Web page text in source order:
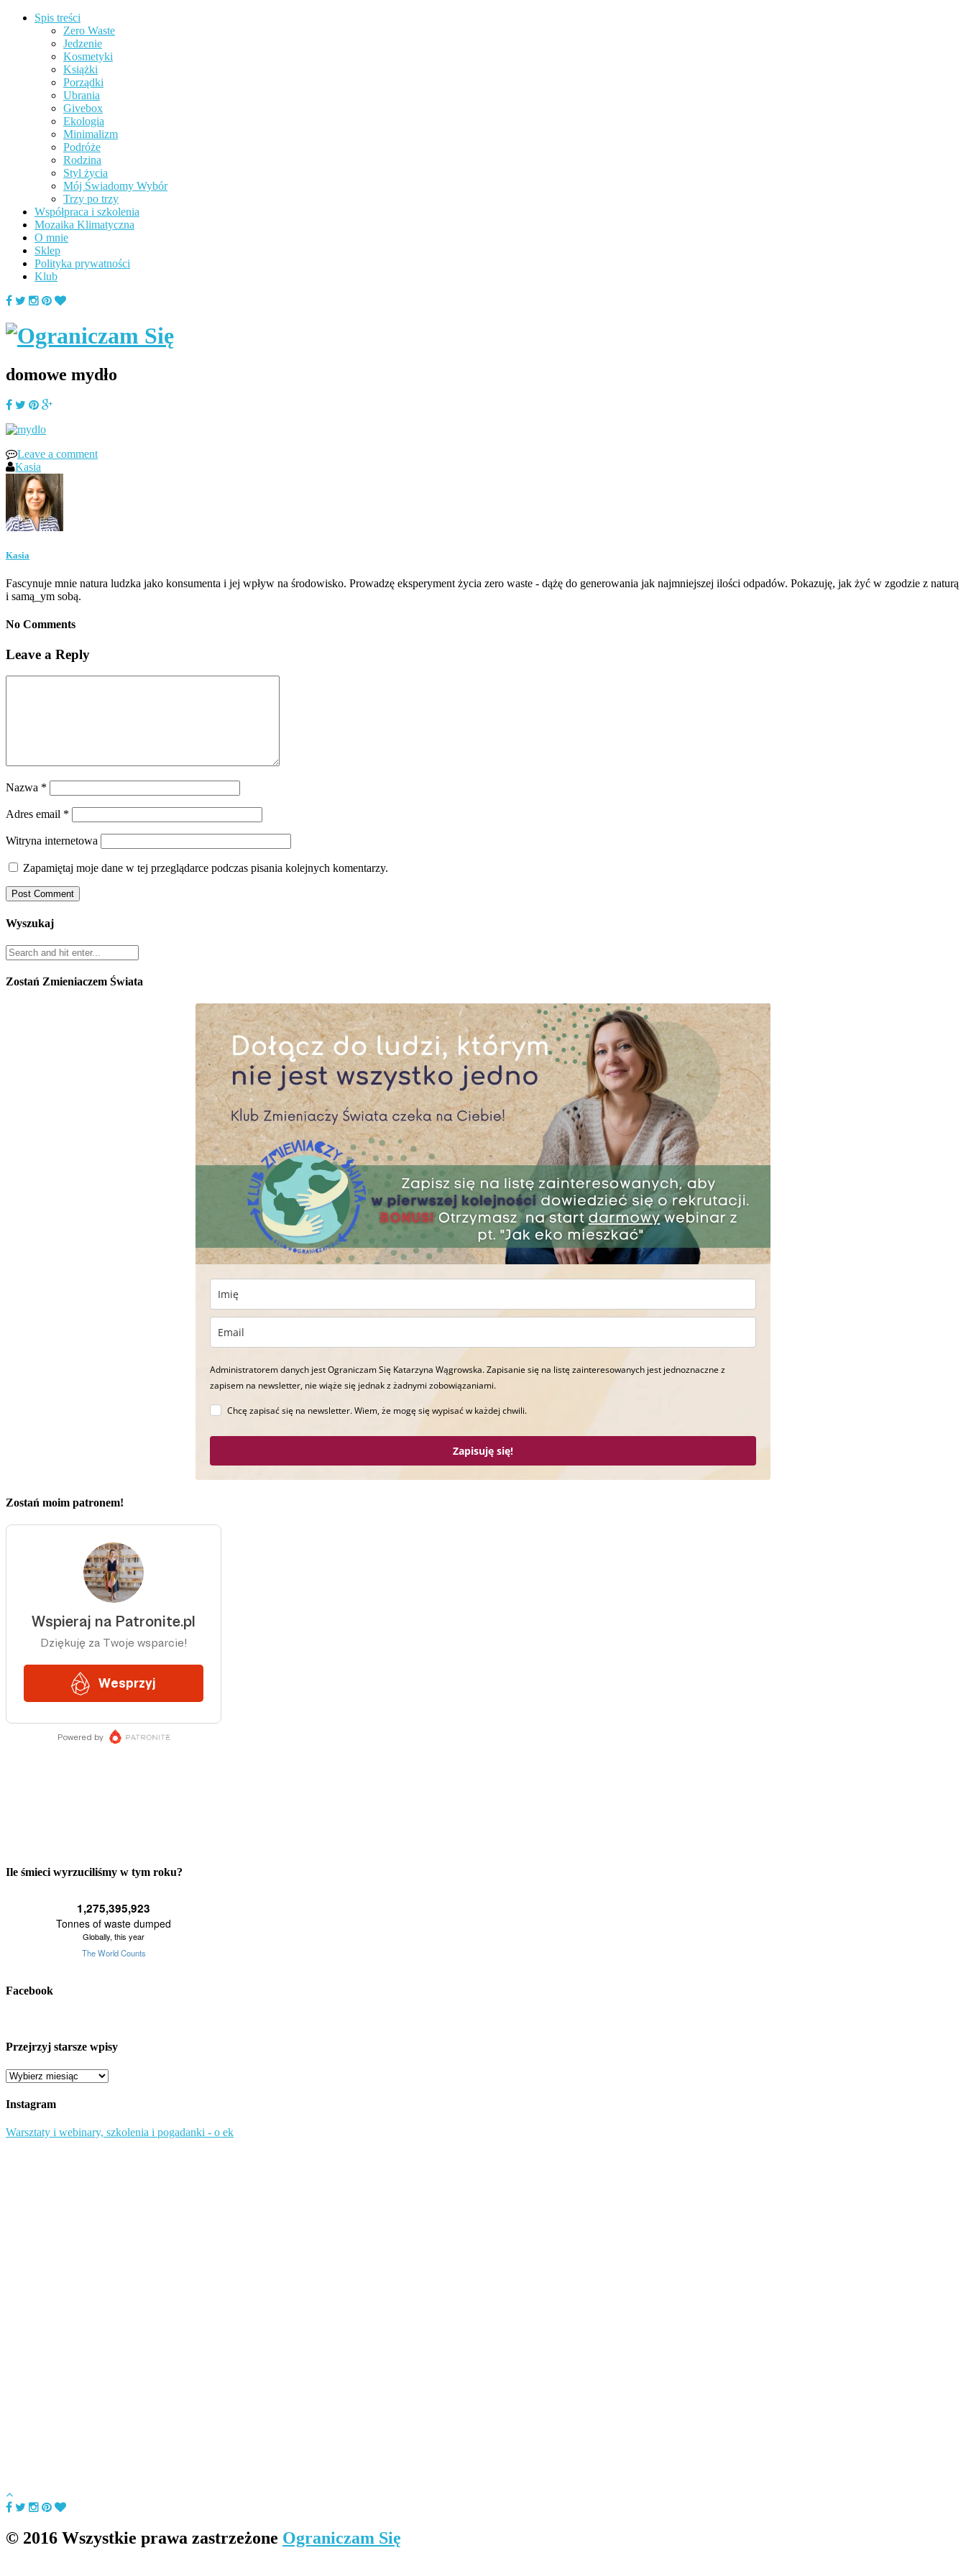
Spis treści
Zero Waste
Jedzenie
Kosmetyki
Książki
Porządki
Ubrania
Givebox
Ekologia
Minimalizm
Podróże
Rodzina
Styl życia
Mój Świadomy Wybór
Trzy po trzy
Współpraca i szkolenia
Mozaika Klimatyczna
O mnie
Sklep
Polityka prywatności
Klub
domowe mydło
Leave a comment
Kasia
Kasia
Fascynuje mnie natura ludzka jako konsumenta i jej wpływ na środowisko. Prowadzę eksperyment życia zero waste - dążę do generowania jak najmniejszej ilości odpadów. Pokazuję, jak żyć w zgodzie z naturą
i samą_ym sobą.
No Comments
Leave a Reply
Nazwa *
Adres email *
Witryna internetowa
Zapamiętaj moje dane w tej przeglądarce podczas pisania kolejnych komentarzy.
Wyszukaj
Zostań Zmieniaczem Świata
Administratorem danych jest Ograniczam Się Katarzyna Wągrowska. Zapisanie się na listę zainteresowanych jest jednoznaczne z
zapisem na newsletter, nie wiąże się jednak z żadnymi zobowiązaniami.
Chcę zapisać się na newsletter. Wiem, że mogę się wypisać w każdej chwili.
Zapisuję się!
Zostań moim patronem!
Ile śmieci wyrzuciliśmy w tym roku?
Facebook
Przejrzyj starsze wpisy
Przejrzyj
wpisy
Instagram
Warsztaty i webinary, szkolenia i pogadanki - o ek
© 2016 Wszystkie prawa zastrzeżone Ograniczam Się